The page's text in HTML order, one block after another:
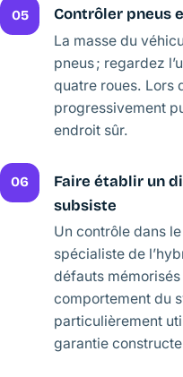
05 Contrôler pneus
La masse du
pneus ; regardez
quatre roues. Lors
progressivement
endroit sûr.
06
Faire établir un
subsiste
Un contrôle dans
spécialiste de
défauts
comportement du
particulièrement
garantie